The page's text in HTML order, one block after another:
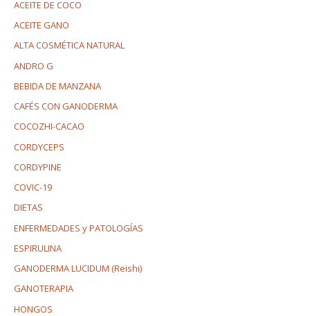
ACEITE DE COCO
ACEITE GANO
ALTA COSMÉTICA NATURAL
ANDRO G
BEBIDA DE MANZANA
CAFÉS CON GANODERMA
COCOZHI-CACAO
CORDYCEPS
CORDYPINE
COVIC-19
DIETAS
ENFERMEDADES y PATOLOGÍAS
ESPIRULINA
GANODERMA LUCIDUM (Reishi)
GANOTERAPIA
HONGOS